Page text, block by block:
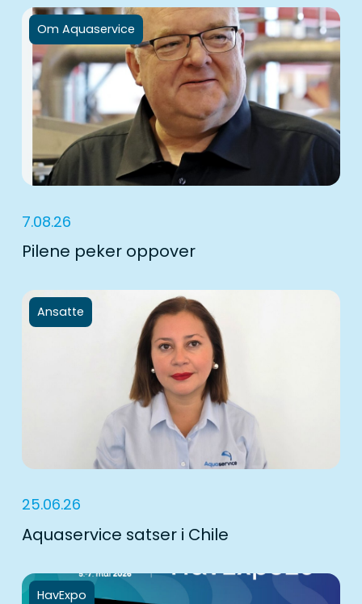
Om Aquaservice
7.08.26
Pilene peker oppover
Ansatte
25.06.26
Aquaservice satser i Chile
HavExpo